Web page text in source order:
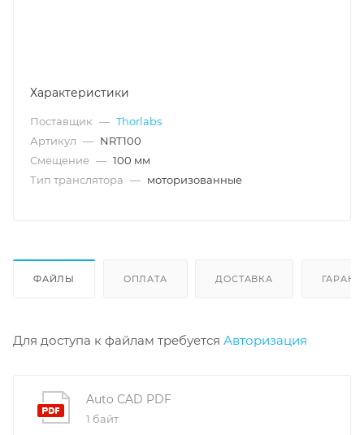
Характеристики
Поставщик — Thorlabs
Артикул — NRT100
Смещение — 100 мм
Тип транслятора — моторизованные
ФАЙЛЫ ОПЛАТА ДОСТАВКА
Для доступа к файлам требуется Авторизация
Auto CAD PDF
1 байт